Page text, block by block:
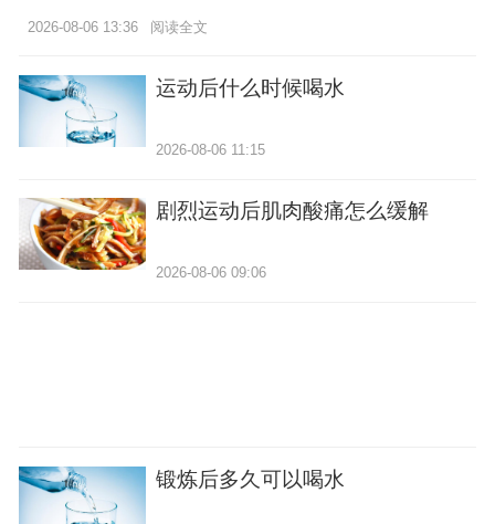
2026-08-06 13:36 阅读全文
运动后什么时候喝水
2026-08-06 11:15
剧烈运动后肌肉酸痛怎么缓解
2026-08-06 09:06
锻炼后多久可以喝水